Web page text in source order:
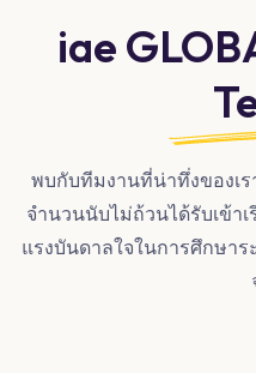
iae
พบกับทีมงานที่น่าทึ่งของเ
จำนวนนับไม่ถ้วนได้รับเข้า
แรงบันดาลใจในการศึกษา